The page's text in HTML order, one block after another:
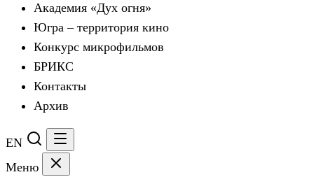
Академия «Дух огня»
Югра – территория кино
Конкурс микрофильмов
БРИКС
Контакты
Архив
EN
Меню